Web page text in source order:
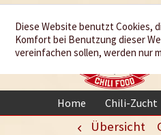
Home Chili-Zucht
Übersicht
Diese Website benutzt Cookies,
Komfort bei Benutzung dieser
vereinfachen sollen, werden nur